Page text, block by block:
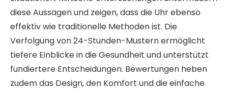
diese Aussagen und zeigen, dass die Uhr ebenso
effektiv wie traditionelle Methoden ist. Die
Verfolgung von 24-Stunden-Mustern ermöglicht
tiefere Einblicke in die Gesundheit und unterstützt
fundiertere Entscheidungen. Bewertungen heben
zudem das Design, den Komfort und die einfache